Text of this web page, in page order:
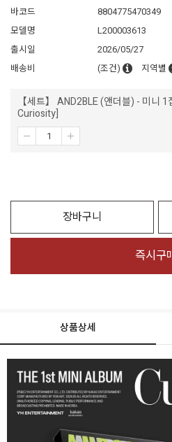
바코드
8804775470349
모델명
L200003613
출시일
2026/05/27
배송비
(조건) 지역별
【세트】 AND2BLE (앤더블) - 미니
Curiosity]
장바구니
즉시구
상품상세